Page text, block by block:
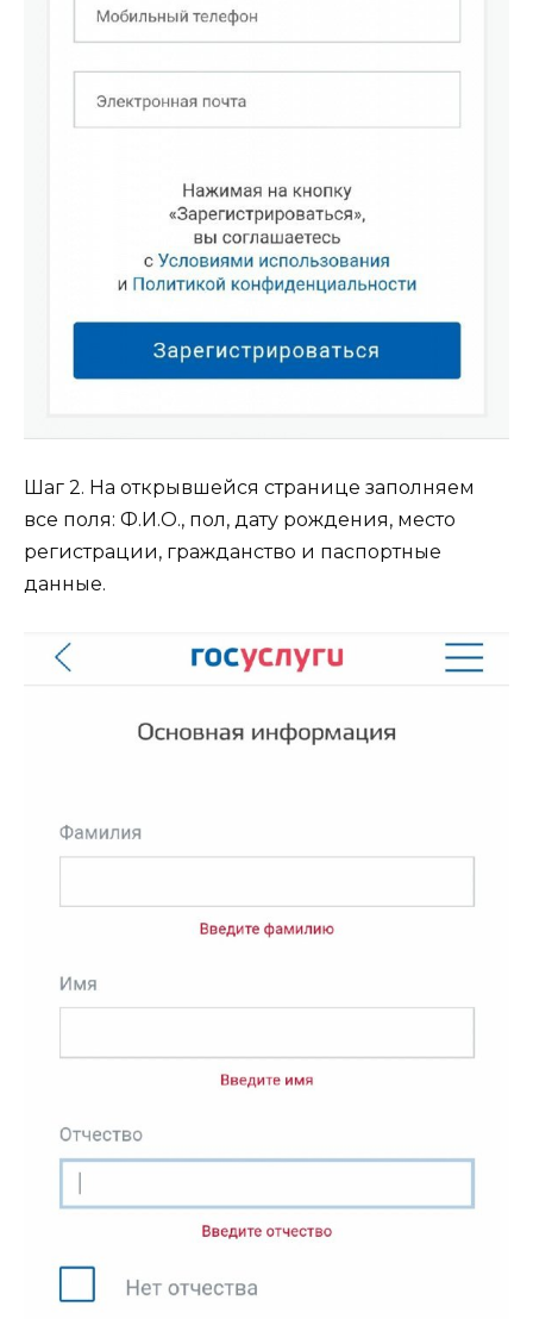
Шаг 2. На открывшейся странице заполняем
все поля: Ф.И.О., пол, дату рождения, место
регистрации, гражданство и паспортные
данные.